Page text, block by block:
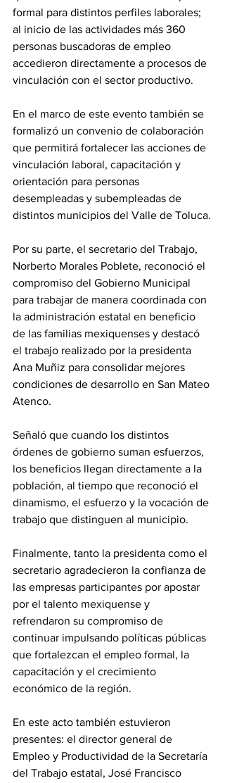
formal para distintos perfiles laborales;
al inicio de las actividades más 360
personas buscadoras de empleo
accedieron directamente a procesos de
vinculación con el sector productivo.
En el marco de este evento también se
formalizó un convenio de colaboración
que permitirá fortalecer las acciones de
vinculación laboral, capacitación y
orientación para personas
desempleadas y subempleadas de
distintos municipios del Valle de Toluca.
Por su parte, el secretario del Trabajo,
Norberto Morales Poblete, reconoció el
compromiso del Gobierno Municipal
para trabajar de manera coordinada con
la administración estatal en beneficio
de las familias mexiquenses y destacó
el trabajo realizado por la presidenta
Ana Muñiz para consolidar mejores
condiciones de desarrollo en San Mateo
Atenco.
Señaló que cuando los distintos
órdenes de gobierno suman esfuerzos,
los beneficios llegan directamente a la
población, al tiempo que reconoció el
dinamismo, el esfuerzo y la vocación de
trabajo que distinguen al municipio.
Finalmente, tanto la presidenta como el
secretario agradecieron la confianza de
las empresas participantes por apostar
por el talento mexiquense y
refrendaron su compromiso de
continuar impulsando políticas públicas
que fortalezcan el empleo formal, la
capacitación y el crecimiento
económico de la región.
En este acto también estuvieron
presentes: el director general de
Empleo y Productividad de la Secretaría
del Trabajo estatal, José Francisco